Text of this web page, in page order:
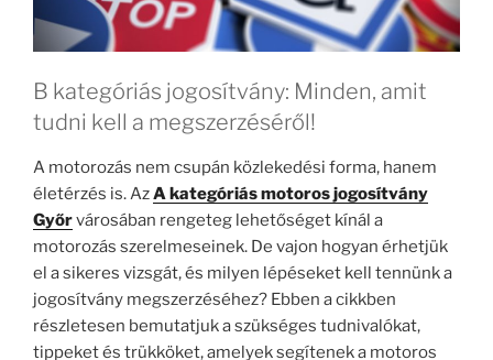
B kategóriás jogosítvány: Minden, amit
tudni kell a megszerzéséről!
A motorozás nem csupán közlekedési forma, hanem
életérzés is. AzA kategóriás motoros jogosítvány
Győrvárosában rengeteg lehetőséget kínál a
motorozás szerelmeseinek. De vajon hogyan érhetjük
el a sikeres vizsgát, és milyen lépéseket kell tennünk a
jogosítvány megszerzéséhez? Ebben a cikkben
részletesen bemutatjuk a szükséges tudnivalókat,
tippeket és trükköket, amelyek segítenek a motoros